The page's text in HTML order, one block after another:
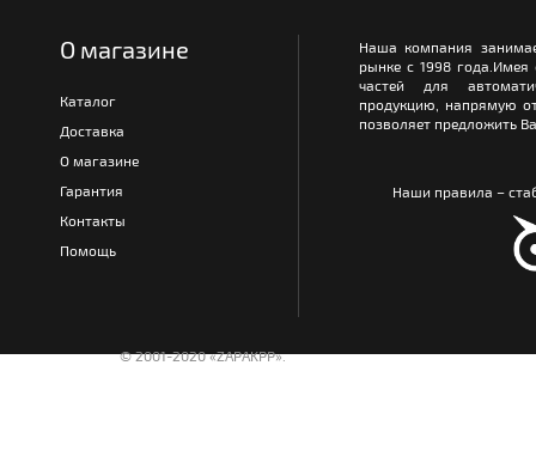
О магазине
Каталог
Доставка
О магазине
Гарантия
Контакты
Помощь
Наша компания
рынке с 1998
частей для
продукцию, напрямую
позволяет предложить
Наши правила –
© 2001-2020 «ZAPAKPP».